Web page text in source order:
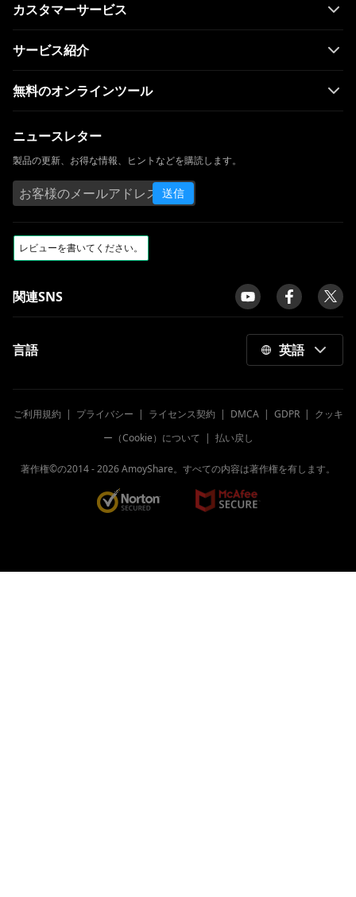
カスタマーサービス
サービス紹介
無料のオンラインツール
ニュースレター
製品の更新、お得な情報、ヒントなどを購読します。
送信
関連SNS
言語 英語
ご利用規約 | プライバシー | ライセンス契約 | DMCA| GDPR| クッキ
ー（Cookie）について | 払い戻し
著作権©の2014 -2026AmoyShare。すべての内容は著作権を有します。